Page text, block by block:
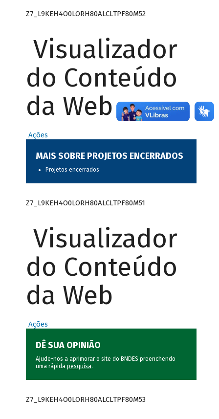
Z7_L9KEH4O0LORH80ALCLTPF80M52
Visualizador
do Conteúdo
da Web
Ações
MAIS SOBRE PROJETOS ENCERRADOS
Projetos encerrados
Z7_L9KEH4O0LORH80ALCLTPF80M51
Visualizador
do Conteúdo
da Web
Ações
DÊ SUA OPINIÃO
Ajude-nos a aprimorar o site do BNDES preenchendo
uma rápida pesquisa.
Z7_L9KEH4O0LORH80ALCLTPF80M53